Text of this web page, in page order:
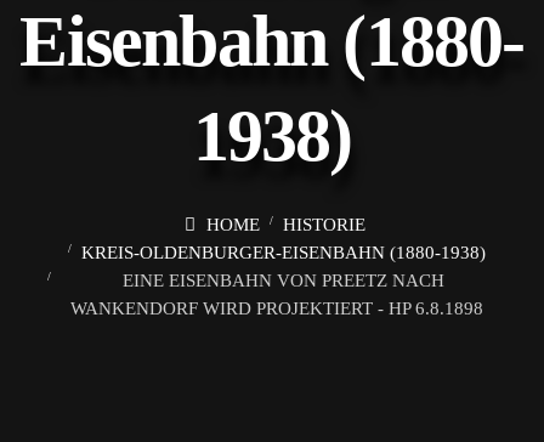
Eisenbahn (1880-
1938)
HOME
HISTORIE
KREIS-OLDENBURGER-EISENBAHN (1880-1938)
EINE EISENBAHN VON PREETZ NACH
WANKENDORF WIRD PROJEKTIERT - HP 6.8.1898